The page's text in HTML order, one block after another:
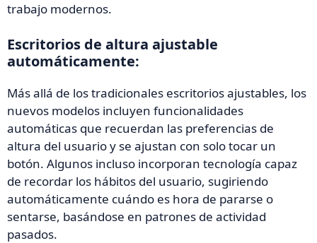
trabajo modernos.
Escritorios de altura ajustable
automáticamente:
Más allá de los tradicionales escritorios ajustables, los
nuevos modelos incluyen funcionalidades
automáticas que recuerdan las preferencias de
altura del usuario y se ajustan con solo tocar un
botón. Algunos incluso incorporan tecnología capaz
de recordar los hábitos del usuario, sugiriendo
automáticamente cuándo es hora de pararse o
sentarse, basándose en patrones de actividad
pasados.